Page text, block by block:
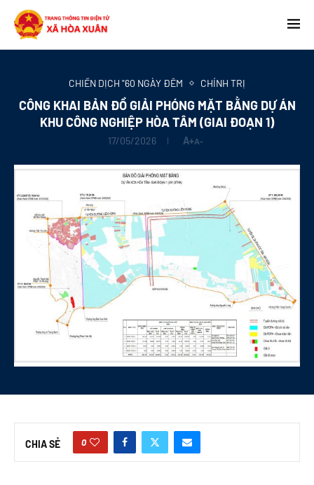
CHIẾN DỊCH "60 NGÀY ĐÊM CHÍNH TRỊ
CÔNG KHAI BẢN ĐỒ GIẢI PHÓNG MẶT BẰNG DỰ ÁN
KHU CÔNG NGHIỆP HÒA TÂM (GIAI ĐOẠN 1)
17/05/2026 A+A-
CHIA SẺ 0